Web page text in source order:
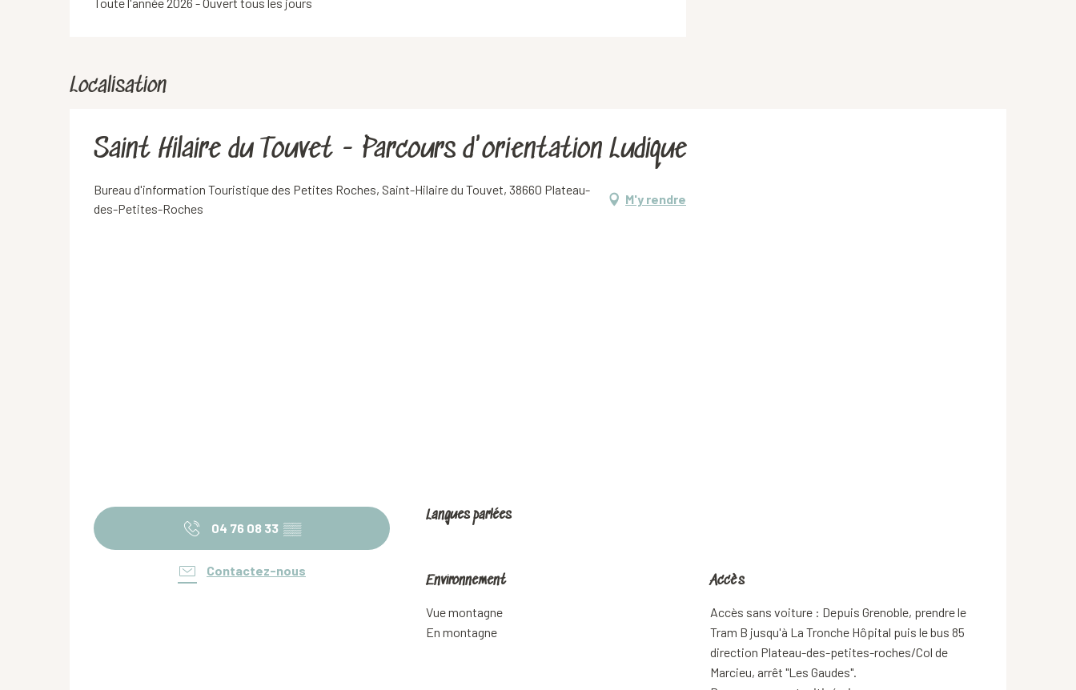
Toute l'année 2026 - Ouvert tous les jours
Localisation
Saint Hilaire du Touvet - Parcours d'orientation Ludique
Bureau d'information Touristique des Petites Roches, Saint-Hilaire du Touvet, 38660 Plateau-
des-Petites-Roches
M'y rendre
04 76 08 33 ▒▒
Contactez-nous
Langues parlées
Langues parlées
Environnement
Environnement
Vue montagne
En montagne
Accès
Accès
Accès sans voiture : Depuis Grenoble, prendre le
Tram B jusqu'à La Tronche Hôpital puis le bus 85
direction Plateau-des-petites-roches/Col de
Marcieu, arrêt "Les Gaudes".